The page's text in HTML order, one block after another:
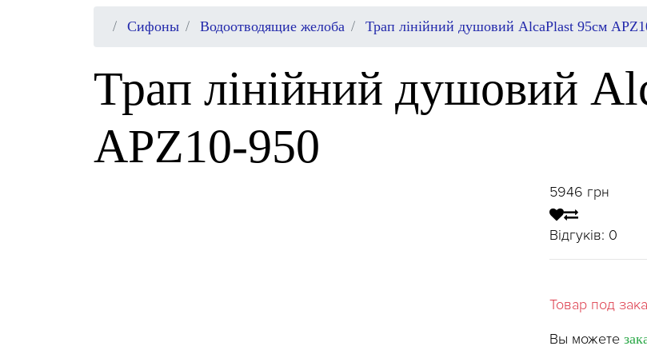
Сифоны Водоотводящие желоба Трап лінійний душовий AlcaPlast 95см
Трап лінійний душовий
APZ10-950
5946 грн
Відгуків: 0
Товар под
Вы можете